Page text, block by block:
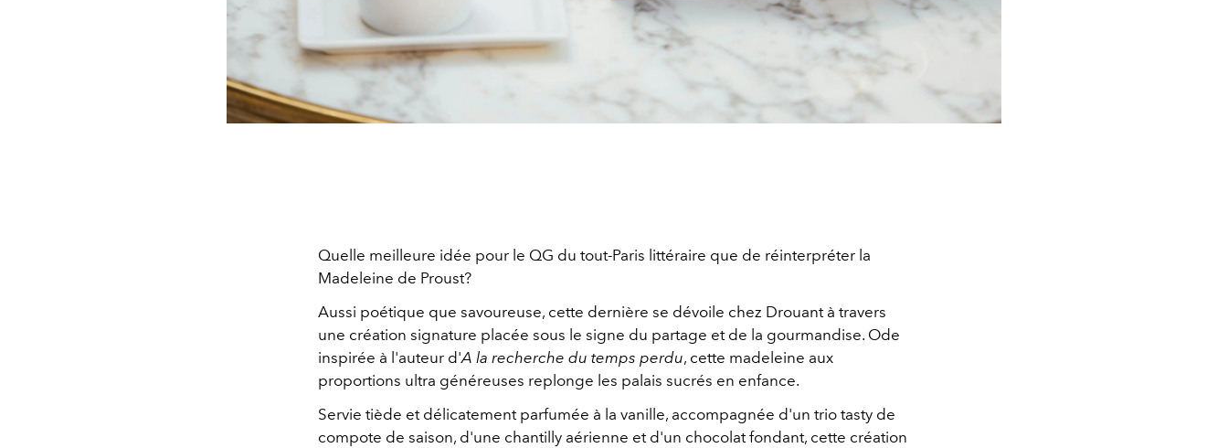
Quelle meilleure idée pour le QG du tout-Paris littéraire que de réinterpréter la
Madeleine de Proust?
Aussi poétique que savoureuse, cette dernière se dévoile chez Drouant à travers
une création signature placée sous le signe du partage et de la gourmandise. Ode
inspirée à l'auteur d'A la recherche du temps perdu, cette madeleine aux
proportions ultra généreuses replonge les palais sucrés en enfance.
Servie tiède et délicatement parfumée à la vanille, accompagnée d'un trio tasty de
compote de saison, d'une chantilly aérienne et d'un chocolat fondant, cette création